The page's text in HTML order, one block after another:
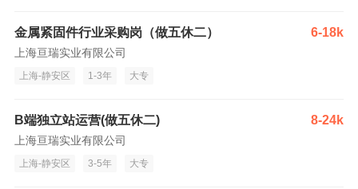
金属紧固件行业采购岗（做五休二） 6-18k
上海亘瑞实业有限公司
上海-静安区 1-3年 大专
B端独立站运营(做五休二) 8-24k
上海亘瑞实业有限公司
上海-静安区 3-5年 大专